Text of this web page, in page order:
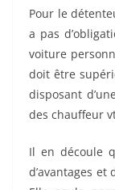
Pour le
a pas
voiture
doit être
disposant
des chauffeur
Il en découle
d’avantages